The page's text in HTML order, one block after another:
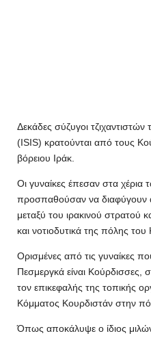
Δεκάδες σύζυγοι
(ISIS) κρατούνται από τους
βόρειου Ιράκ.
Οι γυναίκες έπεσαν στα
προσπαθούσαν να διαφύγουν
μεταξύ του ιρακινού στρατού
και νοτιοδυτικά της πόλης του
Ορισμένες από τις γυναίκες
Πεσμεργκά είναι
τον επικεφαλής της τοπικής
Κόμματος Κουρδιστάν στην
Όπως αποκάλυψε ο ίδιος